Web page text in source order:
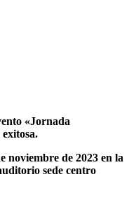
«Jornada
noviembre de 2023 en la
sede centro